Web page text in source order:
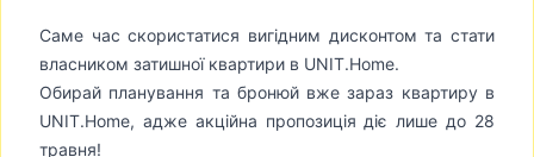
Саме час скористатися вигідним дисконтом та стати
власником затишної квартири в UNIT.Home.
Обирай планування та бронюй вже зараз квартиру в
UNIT.Home, адже акційна пропозиція діє лише до 28
травня!